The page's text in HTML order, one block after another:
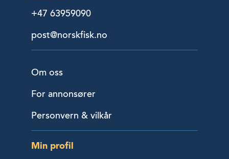
+47 63959090
post@norskfisk.no
Om oss
For annonsører
Personvern & vilkår
Min profil